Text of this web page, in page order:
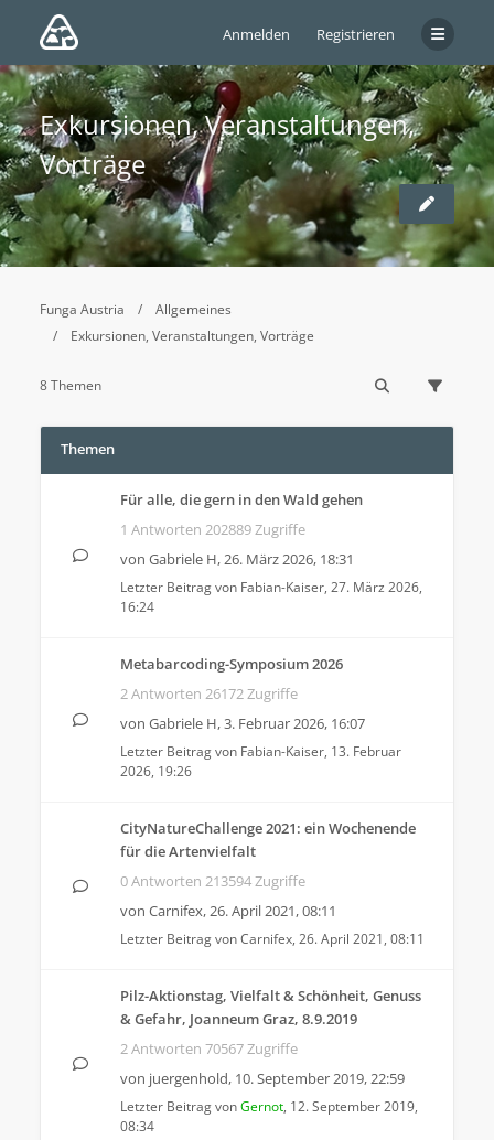
Anmelden Registrieren
Exkursionen, Veranstaltungen,
Vorträge
Funga Austria
Allgemeines
Exkursionen, Veranstaltungen, Vorträge
8 Themen
Themen
Für alle, die gern in den Wald gehen
1 Antworten 202889 Zugriffe
von Gabriele H,26. März 2026, 18:31
Letzter Beitrag von Fabian-Kaiser, 27. März 2026,
16:24
Metabarcoding-Symposium 2026
2 Antworten 26172 Zugriffe
von Gabriele H,3. Februar 2026, 16:07
Letzter Beitrag von Fabian-Kaiser, 13. Februar
2026, 19:26
CityNatureChallenge 2021: ein Wochenende
für die Artenvielfalt
0 Antworten 213594 Zugriffe
von Carnifex,26. April 2021, 08:11
Letzter Beitrag vonCarnifex, 26. April 2021, 08:11
Pilz-Aktionstag, Vielfalt & Schönheit, Genuss
& Gefahr, Joanneum Graz, 8.9.2019
2 Antworten 70567 Zugriffe
von juergenhold, 10. September 2019, 22:59
Letzter Beitrag vonGernot, 12. September 2019,
08:34